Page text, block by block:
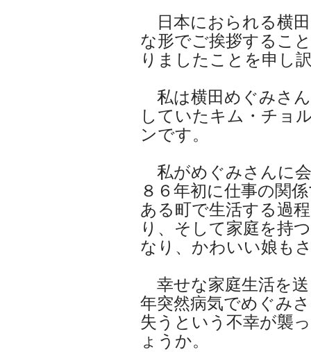
日本におられる横
な形でご挨拶するこ
りましたことを申し
私は横田めぐみさ
していたキム・チョ
ンです。
私がめぐみさんに
８６年初に仕事の関
ある町で生活する過
り、そして家庭を持
なり、かわいい娘も
幸せな家庭生活を
年突然病気でめぐみ
失うという不幸が襲
ょうか。